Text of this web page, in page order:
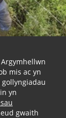
mis ac yn
yn
gwaith